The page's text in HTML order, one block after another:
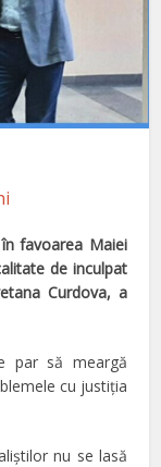
favoarea Maiei
de inculpat
Curdova, a
par să meargă
cu justiţia
nu se lasă